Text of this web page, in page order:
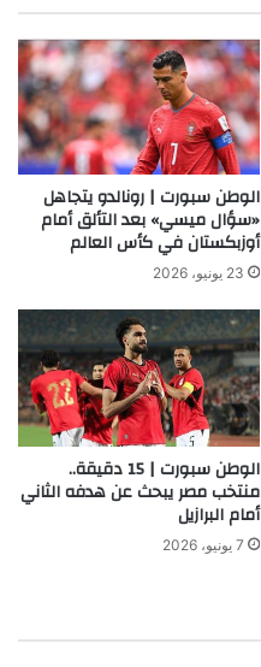
الوطن سبورت | رونالدو يتجاهل
«سؤال ميسي» بعد التألق أمام
أوزبكستان في كأس العالم
23 يونيو، 2026
الوطن سبورت | 15 دقيقة..
منتخب مصر يبحث عن هدفه الثاني
أمام البرازيل
7 يونيو، 2026